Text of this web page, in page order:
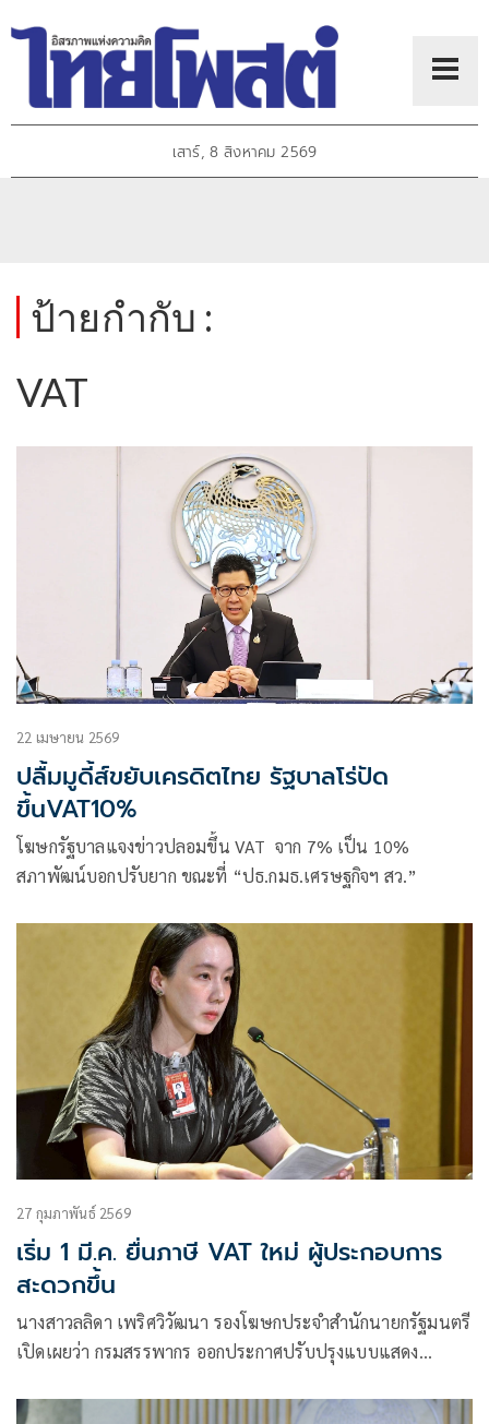
เสาร์, 8 สิงหาคม 2569
ป้ายกำกับ :
VAT
22 เมษายน 2569
ปลื้มมูดี้ส์ขยับเครดิตไทย รัฐบาลโร่ปัด
ขึ้นVAT10%
โฆษกรัฐบาลแจงข่าวปลอมขึ้น VAT จาก 7% เป็น 10%
สภาพัฒน์บอกปรับยาก ขณะที่ “ปธ.กมธ.เศรษฐกิจฯ สว.”
27 กุมภาพันธ์ 2569
เริ่ม 1 มี.ค. ยื่นภาษี VAT ใหม่ ผู้ประกอบการ
สะดวกขึ้น
นางสาวลลิดา เพริศวิวัฒนา รองโฆษกประจำสำนักนายกรัฐมนตรี
เปิดเผยว่า กรมสรรพากร ออกประกาศปรับปรุงแบบแสดง